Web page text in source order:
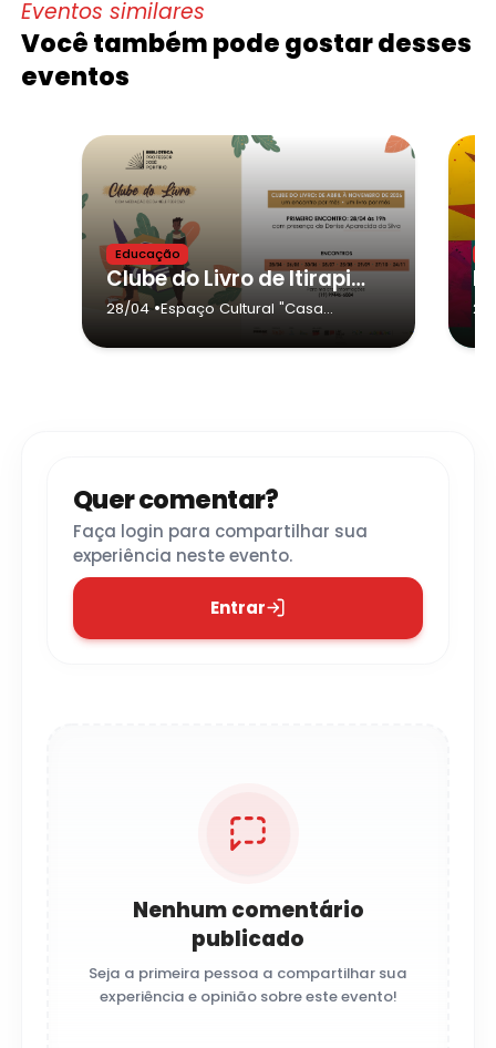
Eventos similares
Você também pode gostar desses
eventos
Educação
Clube do Livro de Itirapina
28/04 •Espaço Cultural "Casa
- Itirapina
Quer comentar?
Faça login para compartilhar sua
experiência neste evento.
Entrar
Nenhum comentário
publicado
Seja a primeira pessoa a compartilhar sua
experiência e opinião sobre este evento!